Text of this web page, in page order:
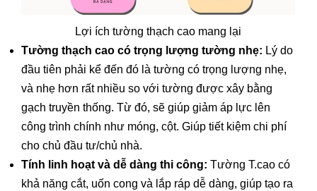
Lợi ích tường thạch cao mang lại
Tường thạch cao có trọng lượng tường nhẹ: Lý do
đầu tiên phải kể đến đó là tường có trọng lượng nhẹ,
và nhẹ hơn rất nhiều so với tường được xây bằng
gạch truyền thống. Từ đó, sẽ giúp giảm áp lực lên
công trình chính như móng, cột. Giúp tiết kiệm chi phí
cho chủ đầu tư/chủ nhà.
Tính linh hoạt và dễ dàng thi công: Tường T.cao có
khả năng cắt, uốn cong và lắp ráp dễ dàng, giúp tạo ra